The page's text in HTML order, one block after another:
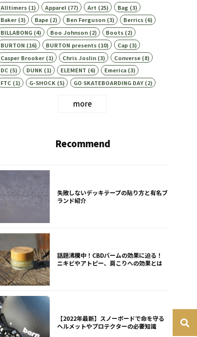
Alltimers(1) Apparel (77) Art (25) Bag (3)
Baker(3) Bape(2) Ben Ferguson(3) Berrics(6)
BILLABONG(4) Boo Johnson(2) Boots(2)
BURTON (16) BURTON presents(10) Cap(3)
Casper Brooker(1) Chris Joslin(3) Converse(8)
DC (5) DUNK(1) ELEMENT (6) Emerica(3)
FTC (1) G-SHOCK (5) GO SKATEBOARDING DAY(2)
more
Recommend
失敗しないデッキテープの貼り方と有名ブ
ランド紹介
話題沸騰中！CBDバームの効果に迫る！
ニキビやアトピー、肩こりへの効果とは
【2022年最新】スノーボードで命を守る
ヘルメットやプロテクターの必要知識